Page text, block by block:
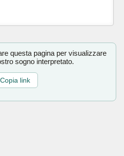
questa pagina per visualizzare
sogno interpretato.
Copia link